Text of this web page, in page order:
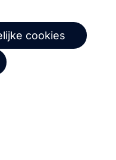
Ruijterkade 112
AB Amsterdam
(0)20 520 61 90
cookies